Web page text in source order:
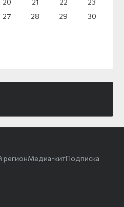
20 21 22
23
27 28 29
30
регионМедиа-китПодписка